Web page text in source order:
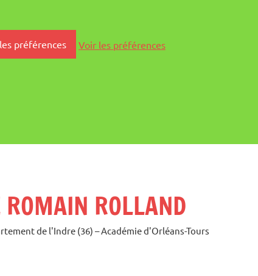
préférences Voir les préférences
ROMAIN ROLLAND
de l'Indre (36) – Académie d'Orléans-Tours